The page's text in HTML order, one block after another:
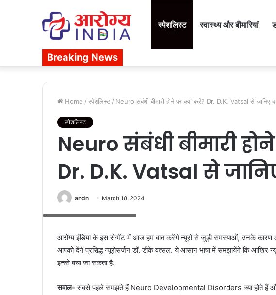
स्पेशलिस्ट स्वास्थ्य और बीमारियां
Breaking News
Home / स्पेशलिस्ट / Neuro संबंधी बीमारी होने पर क्या करें? Dr. D.K. Vatsal से जानिए
स्पेशलिस्ट
Neuro संबंधी बीमारी
Dr. D.K. Vatsal से
andn March 18, 2024
आरोग्य इंडिया के इस सेग्मेंट में आज हम बात करेंगे न्यूरो से जुड़ी समस्याओं, उनके कारण
आपको देंगे प्रसिद्ध न्यूरोसर्जन डॉ. डीके वत्सल. ये आसान भाषा में समझायेंगे कि आखिर
इनसे बचा जा सकता है.
सवाल- सबसे पहले समझते हैं Neuro Developmental Disorders क्या होते हैं और